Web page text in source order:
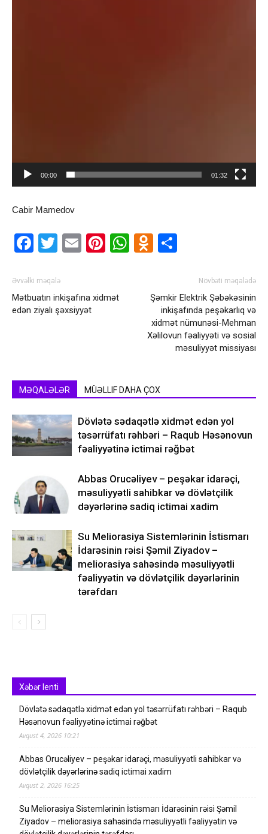
00:00 01:32
Cabir Mamedov
Facebook
Twitter
EmailPinterest
WhatsApp
Əvvəlki məqalə
Mətbuatın inkişafına xidmət
edən ziyalı şəxsiyyət
Növbəti məqalədə
Şəmkir Elektrik Şəbəkəsinin
inkişafında peşəkarlıq və
xidmət nümunəsi-Mehman
Xəlilovun fəaliyyəti və sosial
məsuliyyət missiyası
MƏQALƏLƏR MÜƏLLIF DAHA ÇOX
Dövlətə sədaqətlə xidmət edən yol
təsərrüfatı rəhbəri – Raqub Həsənovun
fəaliyyətinə ictimai rəğbət
Abbas Orucəliyev – peşəkar idarəçi,
məsuliyyətli sahibkar və dövlətçilik
dəyərlərinə sadiq ictimai xadim
Su Meliorasiya Sistemlərinin İstismarı
İdarəsinin rəisi Şəmil Ziyadov –
meliorasiya sahəsində məsuliyyətli
fəaliyyətin və dövlətçilik dəyərlərinin
tərəfdarı
Xəbər lenti
Dövlətə sədaqətlə xidmət edən yol təsərrüfatı rəhbəri – Raqub
Həsənovun fəaliyyətinə ictimai rəğbət
Avqust 4, 2026 10:21
Abbas Orucəliyev – peşəkar idarəçi, məsuliyyətli sahibkar və
dövlətçilik dəyərlərinə sadiq ictimai xadim
Avqust 2, 2026 16:25
Su Meliorasiya Sistemlərinin İstismarı İdarəsinin rəisi Şəmil
Ziyadov – meliorasiya sahəsində məsuliyyətli fəaliyyətin və